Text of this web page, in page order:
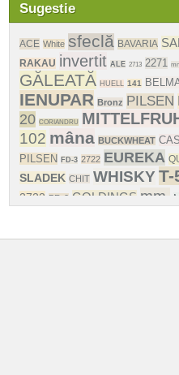
Sugestie